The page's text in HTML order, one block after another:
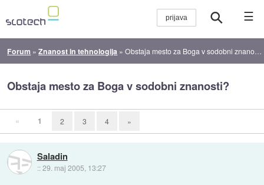
☰
Forum »Znanost in tehnologija »Obstaja mesto za Boga v sodobni znanosti?
Obstaja mesto za Boga v sodobni znanosti?
« 1 2 3 4 »
Saladin
::29. maj 2005, 13:27